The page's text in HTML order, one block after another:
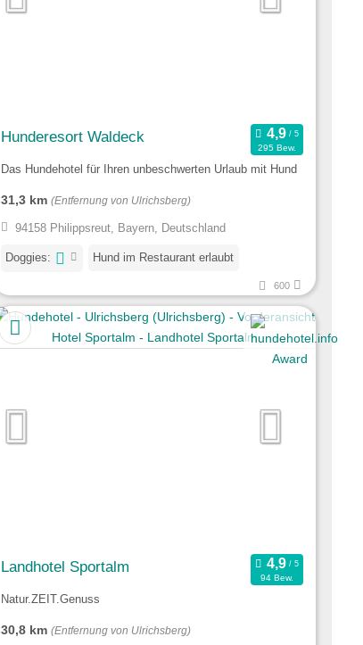
Hunderesort Waldeck
295 Bew.
Das Hundehotel für Ihren unbeschwerten Urlaub mit Hund
31,3 km (Entfernung von Ulrichsberg)
94158 Philippsreut, Bayern, Deutschland
Doggies: Hund im Restaurant erlaubt
600
Landhotel Sportalm
94 Bew.
Natur.ZEIT.Genuss
30,8 km (Entfernung von Ulrichsberg)